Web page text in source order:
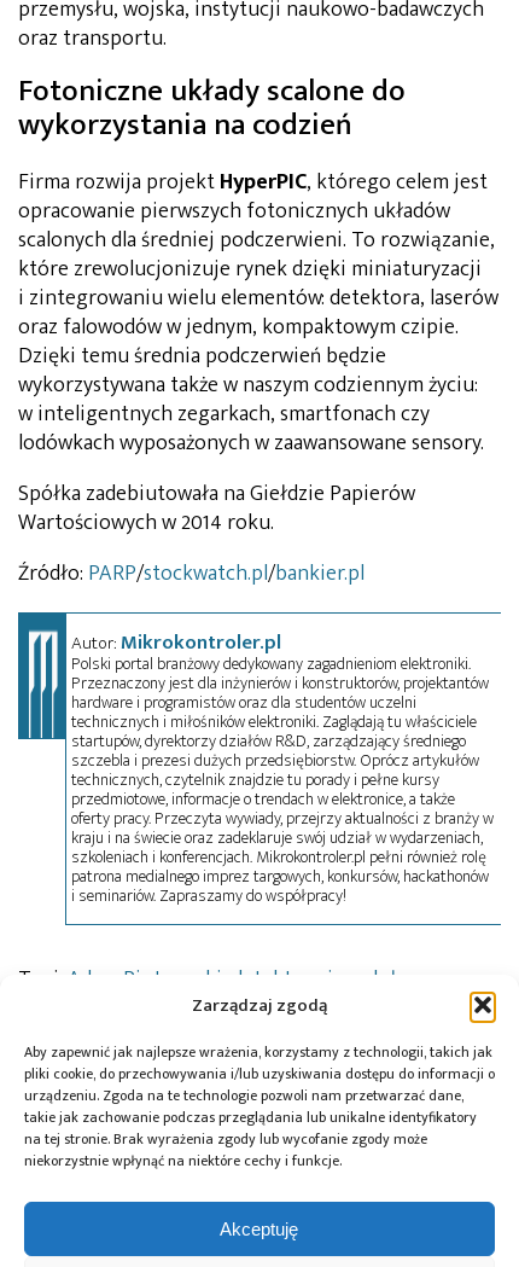
Zarządzaj zgodą
Aby zapewnić jak najlepsze wrażenia, korzystamy z technologii, takich jak
pliki cookie, do przechowywania i/lub uzyskiwania dostępu do informacji o
urządzeniu. Zgoda na te technologie pozwoli nam przetwarzać dane,
takie jak zachowanie podczas przeglądania lub unikalne identyfikatory
na tej stronie. Brak wyrażenia zgody lub wycofanie zgody może
niekorzystnie wpłynąć na niektóre cechy i funkcje.
Akceptuję
przemysłu, wojska, instytucji naukowo-badawczych
oraz transportu.
Fotoniczne układy scalone do
wykorzystania na codzień
Firma rozwija projektHyperPIC, którego celem jest
opracowanie pierwszych fotonicznych układów
scalonych dla średniej podczerwieni. To rozwiązanie,
które zrewolucjonizuje rynek dzięki miniaturyzacji
i zintegrowaniu wielu elementów: detektora, laserów
oraz falowodów w jednym, kompaktowym czipie.
Dzięki temu średnia podczerwień będzie
wykorzystywana także w naszym codziennym życiu:
w inteligentnych zegarkach, smartfonach czy
lodówkach wyposażonych w zaawansowane sensory.
Spółka zadebiutowała na Giełdzie Papierów
Wartościowych w 2014 roku.
Źródło: PARP/stockwatch.pl/bankier.pl
Autor:Mikrokontroler.pl
Polski portal branżowy dedykowany zagadnieniom elektroniki.
Przeznaczony jest dla inżynierów i konstruktorów, projektantów
hardware i programistów oraz dla studentów uczelni
technicznych i miłośników elektroniki. Zaglądają tu właściciele
startupów, dyrektorzy działów R&D, zarządzający średniego
szczebla i prezesi dużych przedsiębiorstw. Oprócz artykułów
technicznych, czytelnik znajdzie tu porady i pełne kursy
przedmiotowe, informacje o trendach w elektronice, a także
oferty pracy. Przeczyta wywiady, przejrzy aktualności z branży w
kraju i na świecie oraz zadeklaruje swój udział w wydarzeniach,
szkoleniach i konferencjach. Mikrokontroler.pl pełni również rolę
patrona medialnego imprez targowych, konkursów, hackathonów
i seminariów. Zapraszamy do współpracy!
Tagi: Adam Piotrowski detektory i moduły
fotonowe detektory podczerwieni
półprzewodniki
przemysłowy,Segment wojskowy,VIGO Photonics
Przeczytaj również: